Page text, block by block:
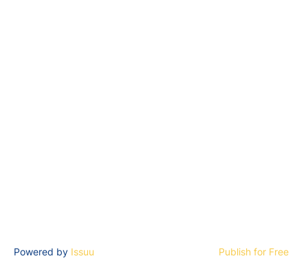
Powered by Issuu Publish for Free